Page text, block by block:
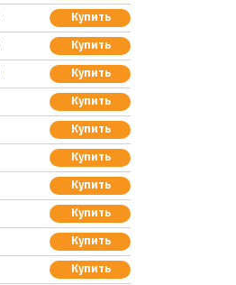
Купить
Купить
Купить
Купить
Купить
Купить
Купить
Купить
Купить
Купить